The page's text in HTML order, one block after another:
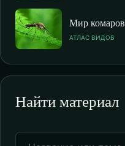
Мир комаров
АТЛАС ВИДОВ
Найти материал